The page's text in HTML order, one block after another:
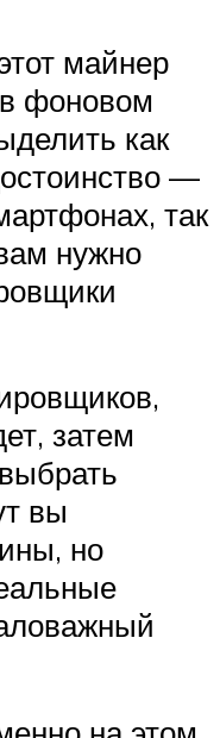
майнер
фоновом
как
—
так
нужно
затем
вы
но